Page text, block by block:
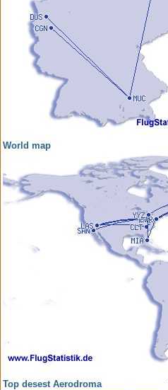
World map
Top desest Aerodroma